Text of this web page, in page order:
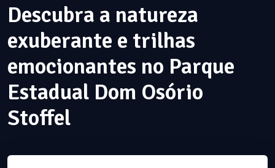
Descubra a natureza
exuberante e trilhas
emocionantes no Parque
Estadual Dom Osório
Stoffel